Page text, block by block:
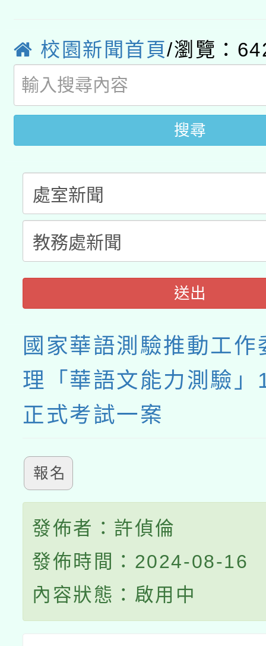
方素養工作坊新北場」
「族語學習班」招生簡
文教學共融平台-教案
件」活動簡章
教育部國民及學前教育
年度COVID-19疫苗接
接種對象擴大為「滿6
接種之民眾」措施，延
月28日止
校園新聞首頁/瀏覽：
搜尋
送出
國家華語測驗推動工作
理「華語文能力測驗
正式考試一案
報名
發佈者：許偵倫
發佈時間：2024-08-16
內容狀態：啟用中